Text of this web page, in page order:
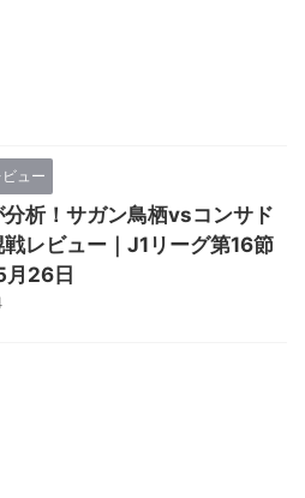
ュー
析！サガン鳥栖vsコンサド
戦レビュー｜J1リーグ第16節
26日